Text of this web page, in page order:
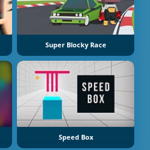
Super Blocky Race
Speed Box